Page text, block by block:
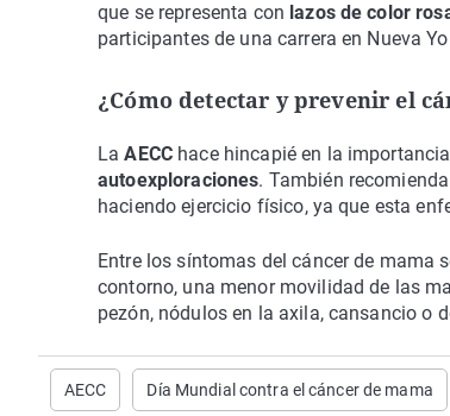
que se representa con lazos de color
participantes de una carrera en Nueva
¿Cómo detectar y prevenir el
LaAECChace hincapié en la
autoexploraciones. También
haciendo ejercicio físico, ya que esta
Entre los síntomas del cáncer de mama
contorno, una menor movilidad de las
pezón, nódulos en la axila, cansancio o
AECC Día Mundial contra el cáncer de mama